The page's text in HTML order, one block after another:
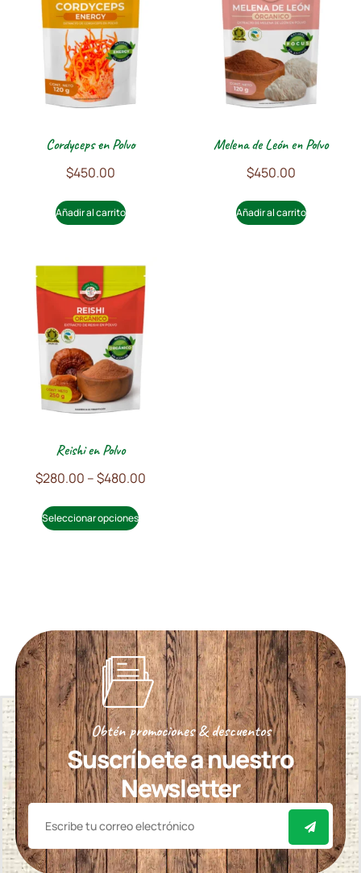
Cordyceps en Polvo
$450.00
Añadir al carrito
Melena de León en Polvo
$450.00
Añadir al carrito
Reishi en Polvo
$280.00 –$480.00
Seleccionar opciones
Obtén promociones & descuentos
Suscríbete a nuestro
Newsletter